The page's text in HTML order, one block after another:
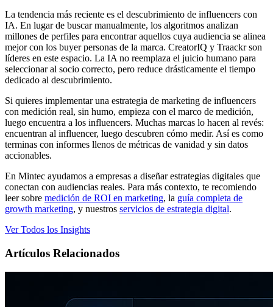
La tendencia más reciente es el descubrimiento de influencers con
IA. En lugar de buscar manualmente, los algoritmos analizan
millones de perfiles para encontrar aquellos cuya audiencia se alinea
mejor con los buyer personas de la marca. CreatorIQ y Traackr son
líderes en este espacio. La IA no reemplaza el juicio humano para
seleccionar al socio correcto, pero reduce drásticamente el tiempo
dedicado al descubrimiento.
Si quieres implementar una estrategia de marketing de influencers
con medición real, sin humo, empieza con el marco de medición,
luego encuentra a los influencers. Muchas marcas lo hacen al revés:
encuentran al influencer, luego descubren cómo medir. Así es como
terminas con informes llenos de métricas de vanidad y sin datos
accionables.
En Mintec ayudamos a empresas a diseñar estrategias digitales que
conectan con audiencias reales. Para más contexto, te recomiendo
leer sobre medición de ROI en marketing, la guía completa de
growth marketing, y nuestros servicios de estrategia digital.
Ver Todos los Insights
Artículos Relacionados